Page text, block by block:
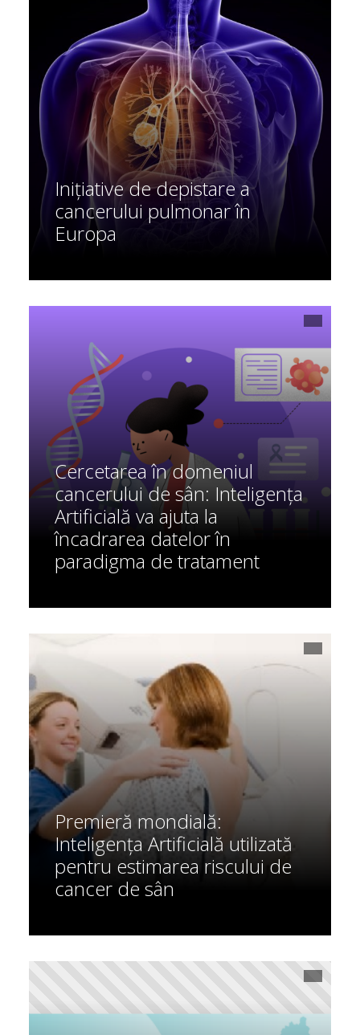
Inițiative de depistare a
cancerului pulmonar în
Europa
Cercetarea în domeniul
cancerului de sân: Inteligența
Artificială va ajuta la
încadrarea datelor în
paradigma de tratament
Premieră mondială:
Inteligența Artificială utilizată
pentru estimarea riscului de
cancer de sân